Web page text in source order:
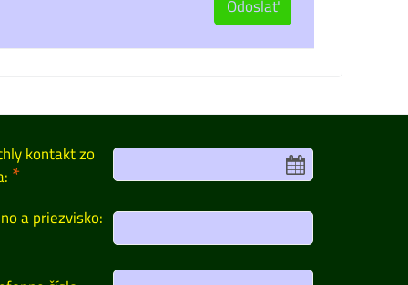
Odoslať
kontakt zo
*
a priezvisko: